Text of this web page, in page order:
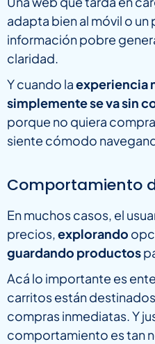
adapta bien al móvil o
información pobre
claridad.
Y cuando laexperiencia
simplemente se va sin
porque no quiera
siente cómodo
Comportamiento
En muchos casos, el
precios,explorando
guardando productos
Acá lo importante es
carritos están
compras inmediatas. Y
comportamiento es tan